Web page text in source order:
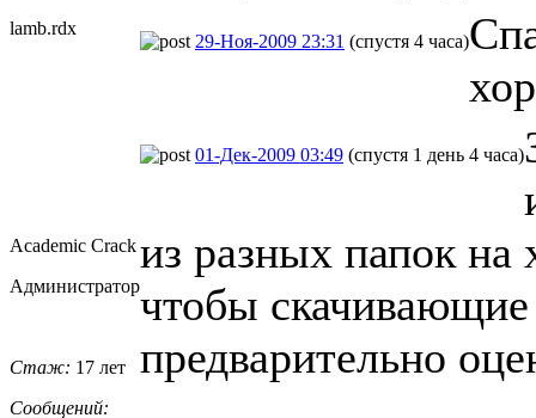
lamb.rdx
29-Ноя-2009 23:31 (спустя 4 часа)
Academic Crack
Администратор
Стаж: 17 лет
Сообщений:
01-Дек-2009 03:49 (спустя 1 день 4 часа)
из разных папок на
чтобы
предварительно